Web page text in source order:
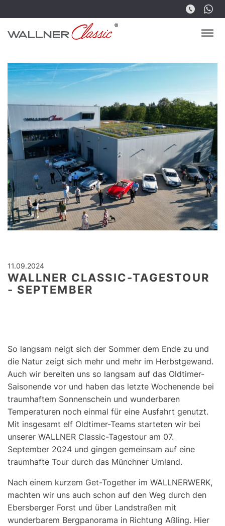
11.09.2024
WALLNER CLASSIC-TAGESTOUR
- SEPTEMBER
So langsam neigt sich der Sommer dem Ende zu und
die Natur zeigt sich mehr und mehr im Herbstgewand.
Auch wir bereiten uns so langsam auf das Oldtimer-
Saisonende vor und haben das letzte Wochenende bei
traumhaftem Sonnenschein und wunderbaren
Temperaturen noch einmal für eine Ausfahrt genutzt.
Mit insgesamt elf Oldtimer-Teams starteten wir bei
unserer WALLNER Classic-Tagestour am 07.
September 2024 und gingen gemeinsam auf eine
traumhafte Tour durch das Münchner Umland.
Nach einem kurzem Get-Together im WALLNERWERK,
machten wir uns auch schon auf den Weg durch den
Ebersberger Forst und über Landstraßen mit
wunderbarem Bergpanorama in Richtung Aßling. Hier